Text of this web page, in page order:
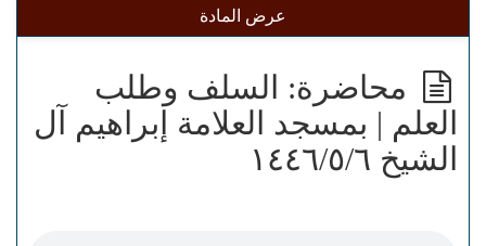
عرض المادة
محاضرة: السلف وطلب
العلم | بمسجد العلامة إبراهيم آل
الشيخ ١٤٤٦/٥/٦